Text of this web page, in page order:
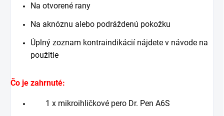
Na otvorené rany
Na aknóznu alebo podráždenú pokožku
Úplný zoznam kontraindikácií nájdete v návode na
použitie
Čo je zahrnuté:
1 x mikroihličkové pero Dr. Pen A6S